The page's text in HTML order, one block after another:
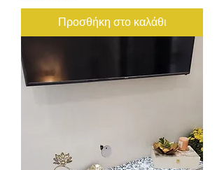
Προσθήκη στο καλάθι